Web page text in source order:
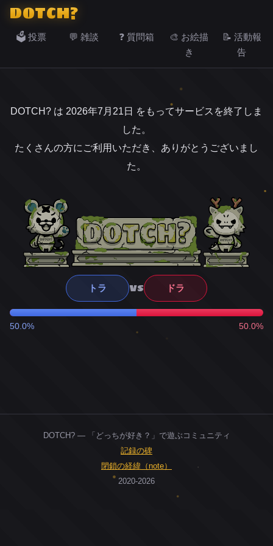
DOTCH?
🗳️ 投票 💬 雑談 ❓ 質問箱
🎨 お絵描
き
📝 活動報
告
DOTCH? は 2026年7月21日 をもってサービスを終了しま
した。
たくさんの方にご利用いただき、ありがとうございまし
た。
トラ VS ドラ
50.0% 50.0%
DOTCH? — 「どっちが好き？」で遊ぶコミュニティ
記録の碑
閉鎖の経緯（note）
2020-2026